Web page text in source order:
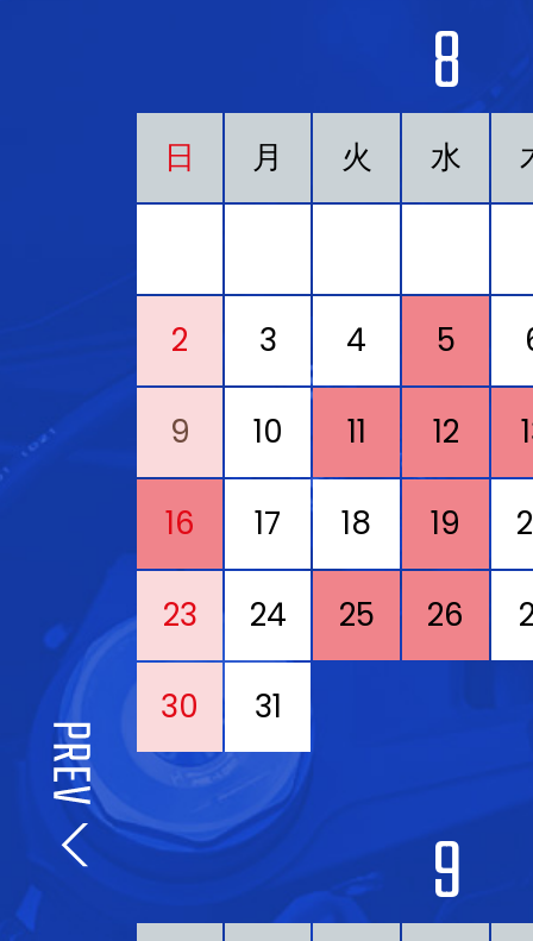
8
日 月 火 水
2 3 4 5
9 10 11 12
16 17 18 19
23 24 25 26
30 31
9